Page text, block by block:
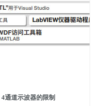
4通道示波器的限制